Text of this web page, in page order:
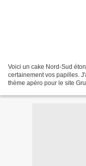
Voici un cake Nord-Sud
certainement vos papilles.
thème apéro pour le site